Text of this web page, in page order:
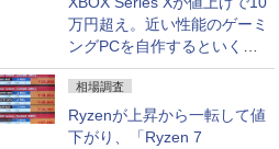
万円超え。近い性能のゲーミ
ングPCを自作するといくら
になる？
相場調査
Ryzenが上昇から一転して値
下がり、「Ryzen 7